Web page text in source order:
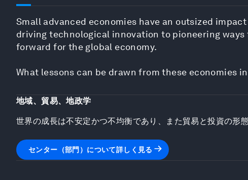
Small advanced economies have an outsized
driving technological innovation to pioneering
forward for the global economy.
What lessons can be drawn from these economies
地域、貿易、地政学
世界の成長は不安定かつ不均衡であり、また貿易と投資の形
センター（部門）について詳しく見る